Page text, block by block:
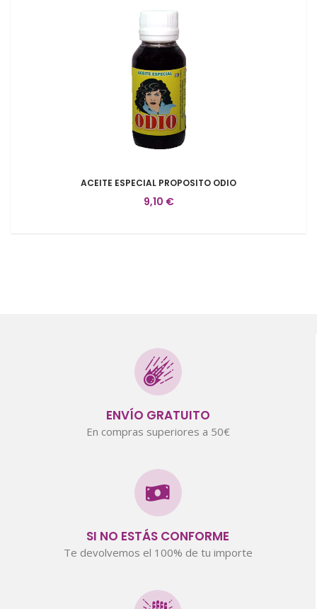
ACEITE ESPECIAL PROPOSITO ODIO
9,10 €
ENVÍO GRATUITO
En compras superiores a 50€
SI NO ESTÁS CONFORME
Te devolvemos el 100% de tu importe